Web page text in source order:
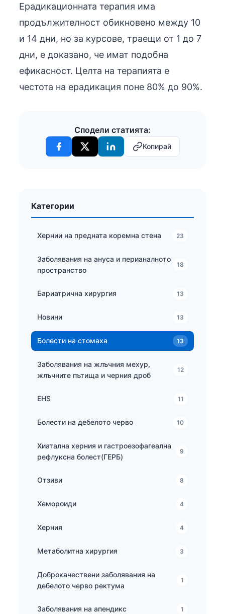
Категории
Хернии на предната коремна стена 23
Заболявания на ануса и перианалното
пространство
18
Бариатрична хирургия 13
Новини 13
Болести на стомаха 13
Заболявания на жлъчния мехур,
жлъчните пътища и черния дроб
12
EHS 11
Болести на дебелото черво 10
Хиатална херния и гастроезофагеална
рефлуксна болест(ГЕРБ)
9
Отзиви 8
Хемороиди 4
Херния 4
Метаболитна хирургия 3
Доброкачествени заболявания на
дебелото черво ректума
1
Заболявания на апендикс 1
Ерадикационната терапия има
продължителност обикновено между 10
и 14 дни, но за курсове, траещи от 1 до 7
дни, е доказано, че имат подобна
ефикасност. Целта на терапията е
честота на ерадикация поне 80% до 90%.
Сподели статията:
Копирай